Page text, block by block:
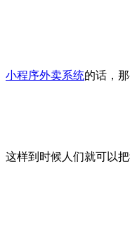
小程序外卖系统的话，
这样到时候人们就可以